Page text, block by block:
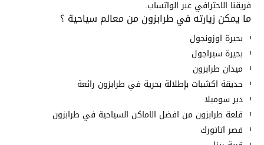
فريقنا الاحترافي عبر الواتساب.
ما يمكن زيارته في طرابزون من معالم سياحية ؟
بحيرة اوزونجول
بحيرة سيراجول
ميدان طرابزون
حديقة اكشبات بإطلالة بحرية في طرابزون رائعة
دير سوميلا
قلعة طرابزون من افضل الاماكن السياحية في طرابزون
قصر اتاتورك